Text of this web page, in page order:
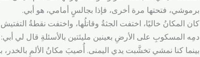
برموشي، فتحتها مرة أخرى، فإذا بجالسٍ أمامي، هو أبي.
كان المكانُ خاليًا، اختفت الجثةُ وقاتلُها، واختفت نقطةُ
دمِه المسكوبِ على الأرضِ بعينين مليئتين بالأسئلةِ قال لي أبي:
بينما كنا نمشي تخشَّبت يدي اليمنى. أُصيبَ مكانُ الألمِ